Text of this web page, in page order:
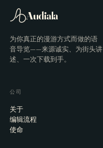
Audiala
为你真正的漫游方式而做的语
音导览——来源诚实、为街头讲
述、一次下载到手。
公司
关于
编辑流程
使命